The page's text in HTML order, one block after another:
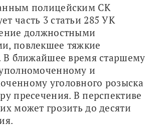
полицейским СК
часть 3 статьи 285 УК
должностными
повлекшее тяжкие
В ближайшее время старшему
и
уголовного розыска
пресечения. В перспективе
может грозить до десяти